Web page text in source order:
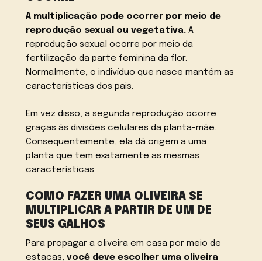
A multiplicação pode ocorrer por meio de
reprodução sexual ou vegetativa. A
reprodução sexual ocorre por meio da
fertilização da parte feminina da flor.
Normalmente, o indivíduo que nasce mantém as
características dos pais.
Em vez disso, a segunda reprodução ocorre
graças às divisões celulares da planta-mãe.
Consequentemente, ela dá origem a uma
planta que tem exatamente as mesmas
características.
COMO FAZER UMA OLIVEIRA SE
MULTIPLICAR A PARTIR DE UM DE
SEUS GALHOS
Para propagar a oliveira em casa por meio de
estacas,você deve escolher uma oliveira